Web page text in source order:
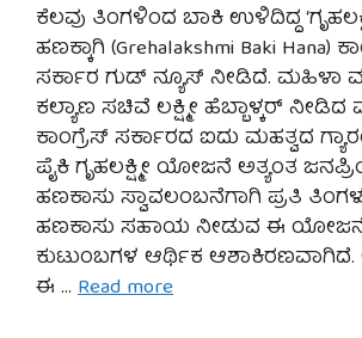
ಕೆಲವು ತಿಂಗಳಿಂದ ಬಾಕಿ ಉಳಿದಿದ್ದ
ಹಣಕ್ಕಾಗಿ (Grehalakshmi Baki Hana)
ಸರ್ಕಾರ ಗುಡ್ ನ್ಯೂಸ್ ನೀಡಿದೆ. ಮಹಿಳಾ
ಕಲ್ಯಾಣ ಸಚಿವೆ ಲಕ್ಷ್ಮೀ ಹೆಬ್ಬಾಳ್ಕರ್
ಕಾಂಗ್ರೆಸ್ ಸರ್ಕಾರದ ಐದು ಮಹತ್ವದ
ಪೈಕಿ ಗೃಹಲಕ್ಷ್ಮೀ ಯೋಜನೆ ಅತ್ಯಂತ
ಹಣಕಾಸು ಸ್ವಾವಲಂಬನೆಗಾಗಿ ಪ್ರತಿ ತಿಂಗಳು
ಹಣಕಾಸು ಸಹಾಯ ನೀಡುವ ಈ ಯೋಜನೆ,
ಕುಟುಂಬಗಳ ಆರ್ಥಿಕ ಆಶಾಕಿರಣವಾಗಿದೆ.
ಈ … Read more